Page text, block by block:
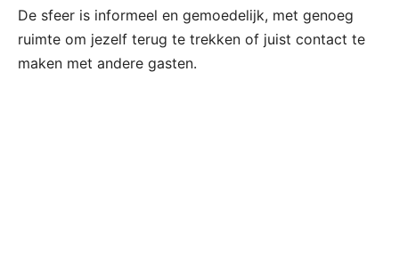
De sfeer is informeel en gemoedelijk, met genoeg
ruimte om jezelf terug te trekken of juist contact te
maken met andere gasten.